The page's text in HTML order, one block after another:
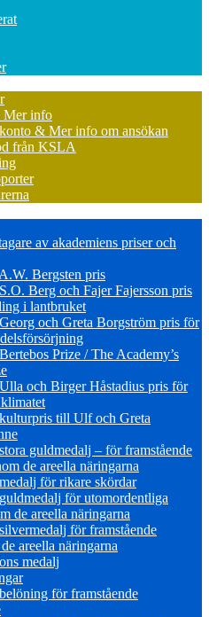
Mer info
& Mer info om ansökan
från KSLA
av akademiens priser och
Bergsten pris
Berg och Fajer Fajersson pris
i lantbruket
och Greta Borgström pris för
Prize / The Academy’s
och Birger Håstadius pris för
till Ulf och Greta
guldmedalj – för framstående
de areella näringarna
för rikare skördar
för utomordentliga
de areella näringarna
för framstående
areella näringarna
medalj
för framstående